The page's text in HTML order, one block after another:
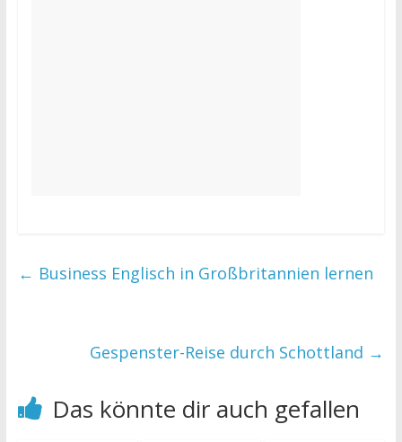
← Business Englisch in Großbritannien lernen
Gespenster-Reise durch Schottland →
Das könnte dir auch gefallen